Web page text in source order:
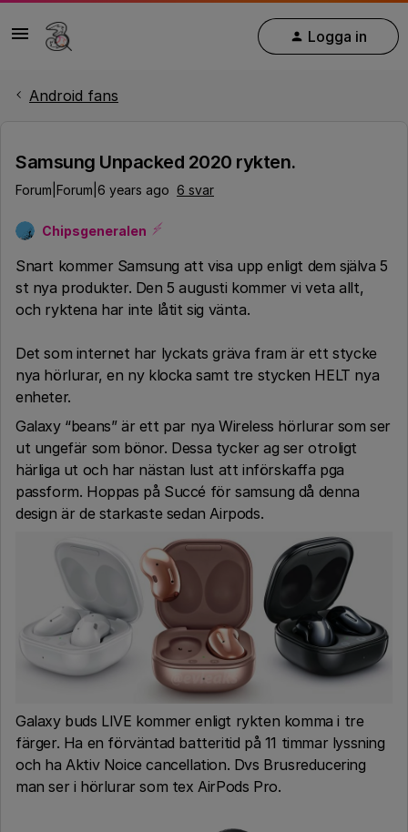
Logga in
Android fans
Samsung Unpacked 2020 rykten.
Forum|Forum|6 years ago 6 svar
Chipsgeneralen
Snart kommer Samsung att visa upp enligt dem själva 5
st nya produkter. Den 5 augusti kommer vi veta allt,
och ryktena har inte låtit sig vänta.
Det som internet har lyckats gräva fram är ett stycke
nya hörlurar, en ny klocka samt tre stycken HELT nya
enheter.
Galaxy “beans” är ett par nya Wireless hörlurar som ser
ut ungefär som bönor. Dessa tycker ag ser otroligt
härliga ut och har nästan lust att införskaffa pga
passform. Hoppas på Succé för samsung då denna
design är de starkaste sedan Airpods.
Galaxy buds LIVE kommer enligt rykten komma i tre
färger. Ha en förväntad batteritid på 11 timmar lyssning
och ha Aktiv Noice cancellation. Dvs Brusreducering
man ser i hörlurar som tex AirPods Pro.